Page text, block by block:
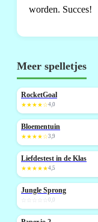
worden. Succes!
Meer spelletjes
NIEUW
RocketGoal
★★★★☆4,0
Bloementuin
★★★★☆3,9
NIEUW
Liefdestest in de Klas
★★★★★4,5
NIEUW
Jungle Sprong
0,0